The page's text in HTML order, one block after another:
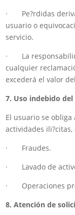
· Pe?rdidas
usuario o
servicio.
· La
cualquier
excederá el valor
7. Uso indebido del
El usuario se obliga
actividades
· Fraudes.
· Lavado de
· Operaciones
8. Atención de